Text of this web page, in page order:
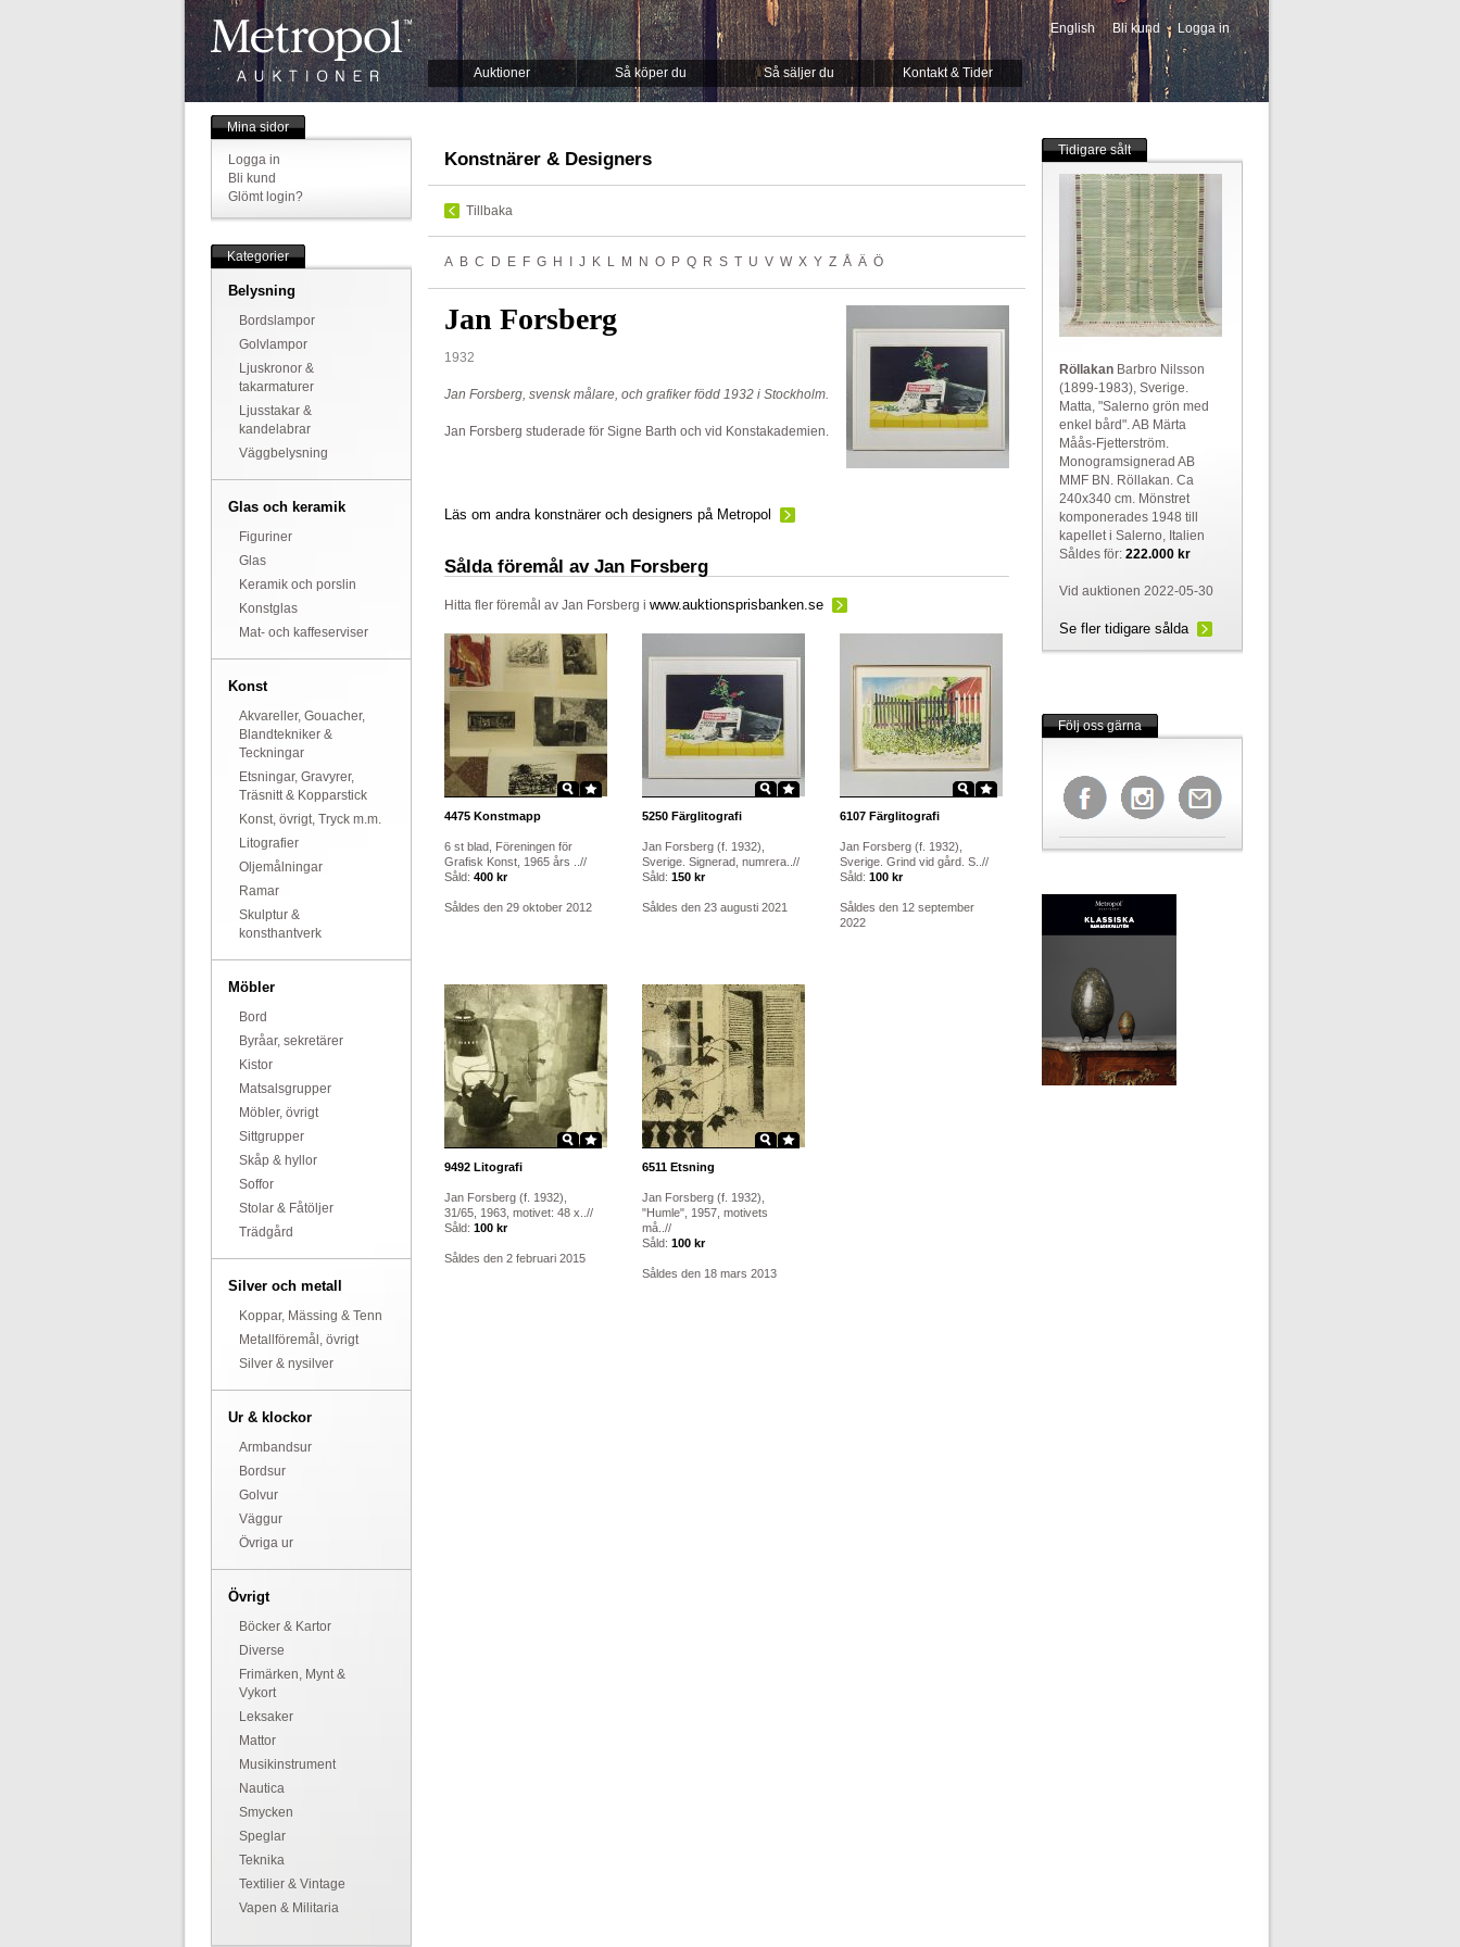
Auktioner Så köper du Så säljer du Kontakt & Tider
English Bli kund Logga in
-->
Mina sidor
Logga in
Bli kund
Glömt login?
Kategorier
Belysning
Bordslampor
Golvlampor
Ljuskronor &
takarmaturer
Ljusstakar &
kandelabrar
Väggbelysning
Glas och keramik
Figuriner
Glas
Keramik och porslin
Konstglas
Mat- och kaffeserviser
Konst
Akvareller, Gouacher,
Blandtekniker &
Teckningar
Etsningar, Gravyrer,
Träsnitt & Kopparstick
Konst, övrigt, Tryck m.m.
Litografier
Oljemålningar
Ramar
Skulptur &
konsthantverk
Möbler
Bord
Byråar, sekretärer
Kistor
Matsalsgrupper
Möbler, övrigt
Sittgrupper
Skåp & hyllor
Soffor
Stolar & Fåtöljer
Trädgård
Silver och metall
Koppar, Mässing & Tenn
Metallföremål, övrigt
Silver & nysilver
Ur & klockor
Armbandsur
Bordsur
Golvur
Väggur
Övriga ur
Övrigt
Böcker & Kartor
Diverse
Frimärken, Mynt &
Vykort
Leksaker
Mattor
Musikinstrument
Nautica
Smycken
Speglar
Teknika
Textilier & Vintage
Vapen & Militaria
Konstnärer & Designers
Tillbaka
A B C D E F G H J K L M N O P Q R S T U V W X Y Z Å Ä Ö
Jan Forsberg
1932
Jan Forsberg, svensk målare, och grafiker född 1932 i Stockholm.
Jan Forsberg studerade för Signe Barth och vid Konstakademien.
Läs om andra konstnärer och designers på Metropol
Sålda föremål av Jan Forsberg
Hitta fler föremål av Jan Forsberg i www.auktionsprisbanken.se
4475Konstmapp
6 st blad, Föreningen för
Grafisk Konst, 1965 års ..//
Såld: 400 kr
Såldes den 29 oktober 2012
5250Färglitografi
Jan Forsberg (f. 1932),
Sverige. Signerad, numrera..//
Såld: 150 kr
Såldes den 23 augusti 2021
6107Färglitografi
Jan Forsberg (f. 1932),
Sverige. Grind vid gård. S..//
Såld: 100 kr
Såldes den 12 september
2022
9492Litografi
Jan Forsberg (f. 1932),
31/65, 1963, motivet: 48 x..//
Såld: 100 kr
Såldes den 2 februari 2015
6511Etsning
Jan Forsberg (f. 1932),
"Humle", 1957, motivets
må..//
Såld: 100 kr
Såldes den 18 mars 2013
Tidigare sålt
RöllakanBarbro Nilsson
(1899-1983), Sverige.
Matta, "Salerno grön med
enkel bård". AB Märta
Måås-Fjetterström.
Monogramsignerad AB
MMF BN. Röllakan. Ca
240x340 cm. Mönstret
komponerades 1948 till
kapellet i Salerno, Italien
Såldes för: 222.000 kr
Vid auktionen 2022-05-30
Se fler tidigare sålda
Följ oss gärna